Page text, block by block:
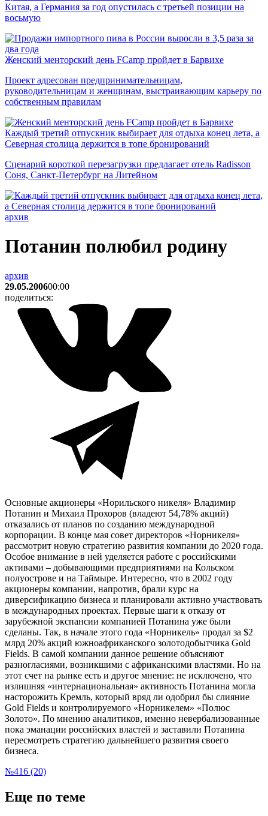
Китая, а Германия за год опустилась с третьей позиции на
восьмую
Женский менторский день FCamp пройдет в Барвихе
Проект адресован предпринимательницам,
руководительницам и женщинам, выстраивающим карьеру по
собственным правилам
Каждый третий отпускник выбирает для отдыха конец лета, а
Северная столица держится в топе бронирований
Сценарий короткой перезагрузки предлагает отель Radisson
Соня, Санкт-Петербург на Литейном
архив
Потанин полюбил родину
архив
29.05.200600:00
поделиться:
Основные акционеры «Норильского никеля» Владимир
Потанин и Михаил Прохоров (владеют 54,78% акций)
отказались от планов по созданию международной
корпорации. В конце мая совет директоров «Норникеля»
рассмотрит новую стратегию развития компании до 2020 года.
Особое внимание в ней уделяется работе с российскими
активами – добывающими предприятиями на Кольском
полуострове и на Таймыре. Интересно, что в 2002 году
акционеры компании, напротив, брали курс на
диверсификацию бизнеса и планировали активно участвовать
в международных проектах. Первые шаги к отказу от
зарубежной экспансии компанией Потанина уже были
сделаны. Так, в начале этого года «Норникель» продал за $2
млрд 20% акций южноафриканского золотодобытчика Gold
Fields. В самой компании данное решение объясняют
разногласиями, возникшими с африканскими властями. Но на
этот счет на рынке есть и другое мнение: не исключено, что
излишняя «интернациональная» активность Потанина могла
насторожить Кремль, который вряд ли одобрил бы слияние
Gold Fields и контролируемого «Норникелем» «Полюс
Золото». По мнению аналитиков, именно невербализованные
пока эманации российских властей и заставили Потанина
пересмотреть стратегию дальнейшего развития своего
бизнеса.
№416 (20)
Еще по теме